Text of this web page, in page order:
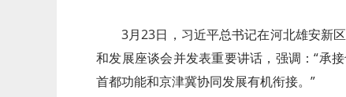
3月23日，习近平总书记在河北雄安新
和发展座谈会并发表重要讲话，强调：“承
首都功能和京津冀协同发展有机衔接。”